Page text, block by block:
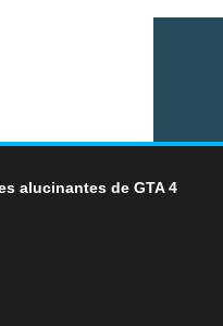
alucinantes de GTA 4